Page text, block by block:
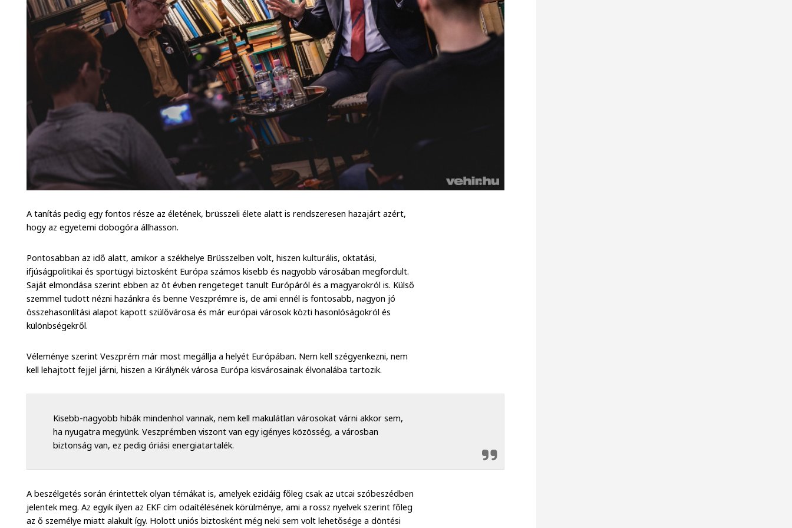
A tanítás pedig egy fontos része az életének, brüsszeli élete alatt is rendszeresen hazajárt azért,
hogy az egyetemi dobogóra állhasson.
Pontosabban az idő alatt, amikor a székhelye Brüsszelben volt, hiszen kulturális, oktatási,
ifjúságpolitikai és sportügyi biztosként Európa számos kisebb és nagyobb városában megfordult.
Saját elmondása szerint ebben az öt évben rengeteget tanult Európáról és a magyarokról is. Külső
szemmel tudott nézni hazánkra és benne Veszprémre is, de ami ennél is fontosabb, nagyon jó
összehasonlítási alapot kapott szülővárosa és már európai városok közti hasonlóságokról és
különbségekről.
Véleménye szerint Veszprém már most megállja a helyét Európában. Nem kell szégyenkezni, nem
kell lehajtott fejjel járni, hiszen a Királynék városa Európa kisvárosainak élvonalába tartozik.
Kisebb-nagyobb hibák mindenhol vannak, nem kell makulátlan városokat várni akkor sem,
ha nyugatra megyünk. Veszprémben viszont van egy igényes közösség, a városban
biztonság van, ez pedig óriási energiatartalék.
A beszélgetés során érintettek olyan témákat is, amelyek ezidáig főleg csak az utcai szóbeszédben
jelentek meg. Az egyik ilyen az EKF cím odaítélésének körülménye, ami a rossz nyelvek szerint főleg
az ő személye miatt alakult így. Holott uniós biztosként még neki sem volt lehetősége a döntési